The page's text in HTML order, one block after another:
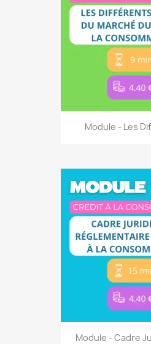
Module - Les
Module - Cadre